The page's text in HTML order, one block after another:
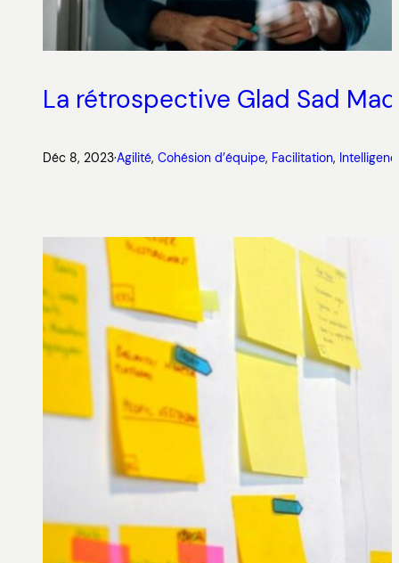
La rétrospective Glad Sad
Déc 8, 2023·Agilité, Cohésion d’équipe, Facilitation,